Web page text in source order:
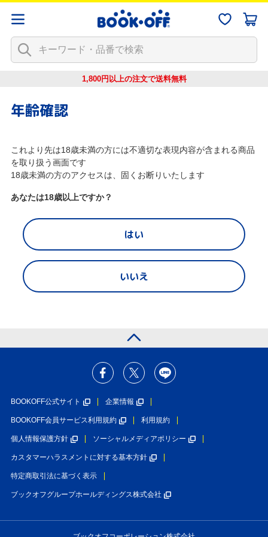
1,800円以上の注文で送料無料
年齢確認
これより先は18歳未満の方には不適切な表現内容が含まれる商品
を取り扱う画面です
18歳未満の方のアクセスは、固くお断りいたします
あなたは18歳以上ですか？
はい
いいえ
BOOKOFF公式サイト 企業情報
BOOKOFF会員サービス利用規約 利用規約
個人情報保護方針 ソーシャルメディアポリシー
カスタマーハラスメントに対する基本方針
特定商取引法に基づく表示
ブックオフグループホールディングス株式会社